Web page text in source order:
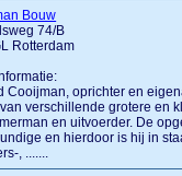
Bouw
74/B
Rotterdam
Cooijman, oprichter en
verschillende grotere en
en uitvoerder. De
en hierdoor is hij in
, .......